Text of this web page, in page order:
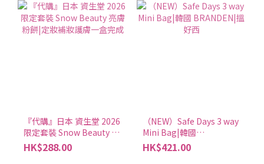
『代購』日本 資生堂 2026
限定套裝 Snow Beauty 亮
膚粉餅|定妝補妝護膚一盒
完成
HK$288.00
（NEW）Safe Days 3 way
Mini Bag|韓國
BRANDEN|搵好西
HK$421.00